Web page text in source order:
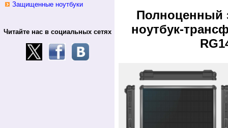
ноутбук-
Защищенные ноутбуки
Читайте нас в социальных сетях